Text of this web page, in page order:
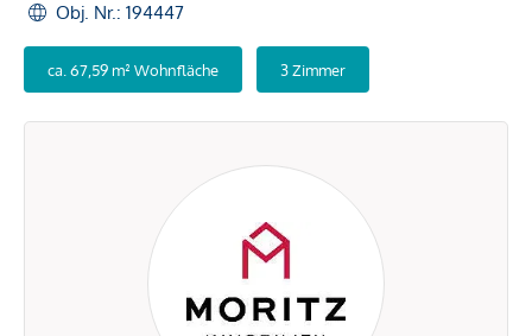
Obj. Nr.: 194447
ca. 67,59 m² Wohnfläche 3 Zimmer